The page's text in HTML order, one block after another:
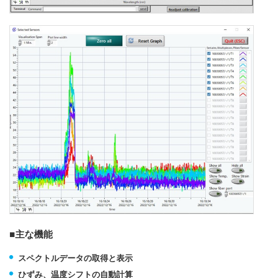
■主な機能
スペクトルデータの取得と表示
ひずみ、温度シフトの自動計算